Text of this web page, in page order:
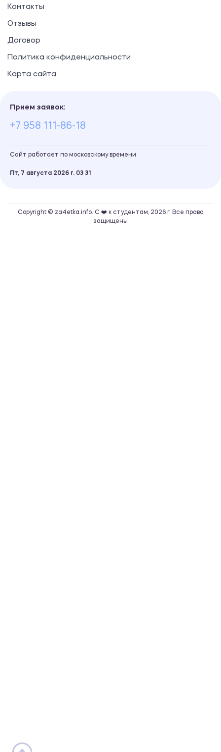
Контакты
Отзывы
Договор
Политика конфиденциальности
Карта сайта
Прием заявок:
+7 958 111-86-18
Сайт работает по московскому времени
Пт, 7 августа 2026 г. 03 31
Copyright © za4etka.info. С ❤️ к студентам, 2026 г. Все права
защищены